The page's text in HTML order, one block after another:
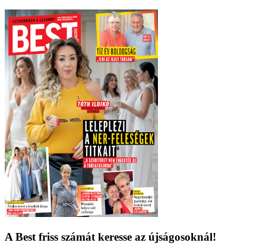
A Best friss számát keresse az újságosoknál!